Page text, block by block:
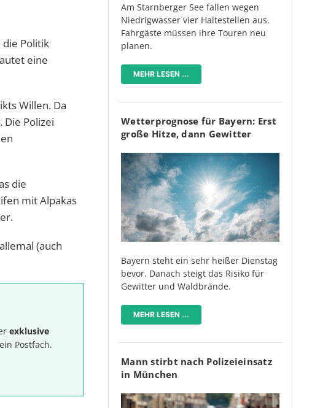
die Politik
eine
Willen. Da
Polizei
die
mit Alpakas
(auch
exklusive
Postfach.
Am Starnberger See fallen wegen
Niedrigwasser vier Haltestellen aus.
Fahrgäste müssen ihre Touren neu
planen.
MEHR LESEN ...
Wetterprognose für Bayern: Erst
große Hitze, dann Gewitter
Bayern steht ein sehr heißer Dienstag
bevor. Danach steigt das Risiko für
Gewitter und Waldbrände.
MEHR LESEN ...
Mann stirbt nach Polizeieinsatz
in München